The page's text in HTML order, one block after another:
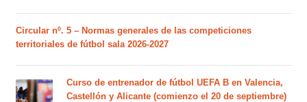
Circular nº. 5 – Normas generales de las competiciones
territoriales de fútbol sala 2026-2027
Curso de entrenador de fútbol UEFA B en Valencia,
Castellón y Alicante (comienzo el 20 de septiembre)